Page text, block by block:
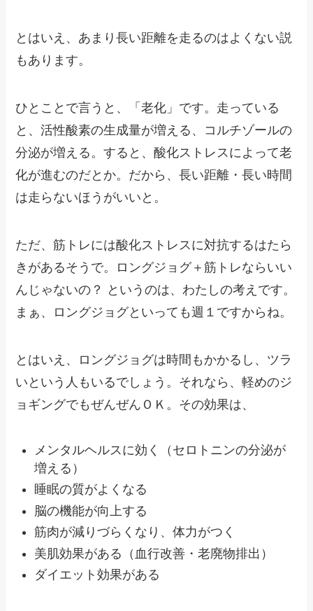
とはいえ、あまり長い距離を走るのはよくない説
もあります。
ひとことで言うと、「老化」です。走っている
と、活性酸素の生成量が増える、コルチゾールの
分泌が増える。すると、酸化ストレスによって老
化が進むのだとか。だから、長い距離・長い時間
は走らないほうがいいと。
ただ、筋トレには酸化ストレスに対抗するはたら
きがあるそうで。ロングジョグ＋筋トレならいい
んじゃないの？ というのは、わたしの考えです。
まぁ、ロングジョグといっても週１ですからね。
とはいえ、ロングジョグは時間もかかるし、ツラ
いという人もいるでしょう。それなら、軽めのジ
ョギングでもぜんぜんＯＫ。その効果は、
メンタルヘルスに効く（セロトニンの分泌が
増える）
睡眠の質がよくなる
脳の機能が向上する
筋肉が減りづらくなり、体力がつく
美肌効果がある（血行改善・老廃物排出）
ダイエット効果がある